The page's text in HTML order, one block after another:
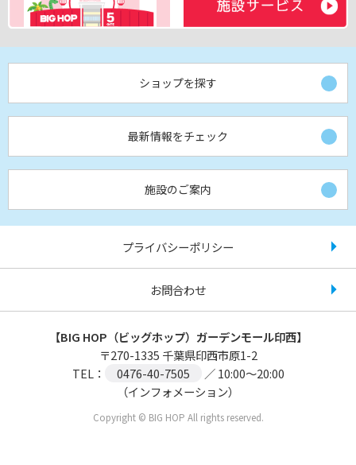
ショップを探す
最新情報をチェック
施設のご案内
プライバシーポリシー
お問合わせ
【BIG HOP（ビッグホップ）ガーデンモール印西】
〒270-1335 千葉県印西市原1-2
TEL：
0476-40-7505
／ 10:00～20:00
（インフォメーション）
Copyright © BIG HOP All rights reserved.